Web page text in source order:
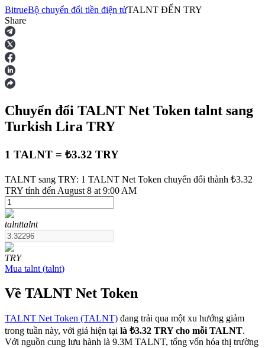
Hợp đồng tương lai
USDT Futures
Futures sử dụng USDT làm tài sản thế chấp
COIN-M Futures
Futures sử dụng token làm tài sản thế chấp
BitrueBộ chuyển đổi tiền điện tửTALNT ĐẾN TRY
Share
Chuyển đổi TALNT Net Token talnt sang
Turkish Lira TRY
1 TALNT = ₺3.32 TRY
TALNT sang TRY: 1 TALNT Net Token chuyển đổi thành ₺3.32
TRY tính đến August 8 at 9:00 AM
talnttalnt
TRY
Mua talnt (talnt)
Về TALNT Net Token
TALNT Net Token (TALNT) đang trải qua một xu hướng giảm
trong tuần này, với giá hiện tại là ₺3.32 TRY cho mỗi TALNT.
Với nguồn cung lưu hành là 9.3M TALNT, tổng vốn hóa thị trường